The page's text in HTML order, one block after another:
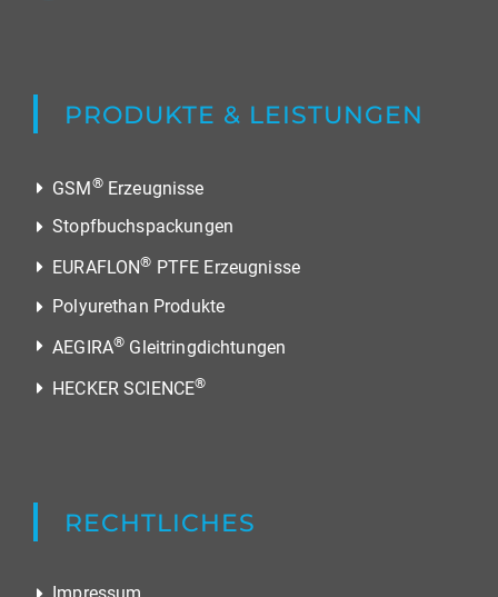
PRODUKTE & LEISTUNGEN
GSM ®Erzeugnisse
Stopfbuchspackungen
EURAFLON® PTFE Erzeugnisse
Polyurethan Produkte
AEGIRA® Gleitringdichtungen
HECKER SCIENCE®
RECHTLICHES